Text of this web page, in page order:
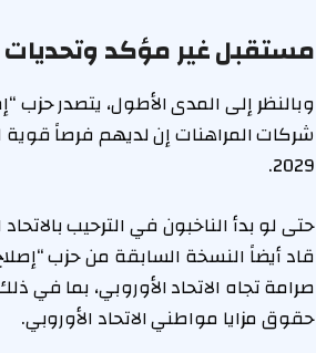
مستقبل غير مؤكد وتحديات
شركات المراهنات إن لديهم فرصاً قوية
2029.
حتى لو بدأ الناخبون في الترحيب
قاد أيضاً النسخة السابقة من حزب
صرامة تجاه الاتحاد الأوروبي، بما في
حقوق مزايا مواطني الاتحاد الأوروبي.